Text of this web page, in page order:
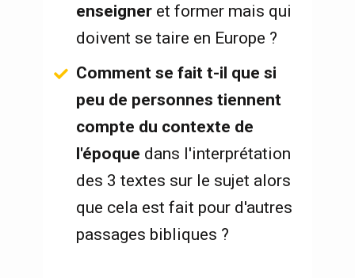
enseigner et former mais qui
doivent se taire en Europe ?
Comment se fait t-il que si
peu de personnes tiennent
compte du contexte de
l'époque dans l'interprétation
des 3 textes sur le sujet alors
que cela est fait pour d'autres
passages bibliques ?